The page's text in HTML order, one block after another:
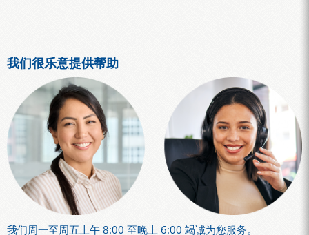
我们很乐意提供帮助
我们周一至周五上午 8:00 至晚上 6:00 竭诚为您服务。